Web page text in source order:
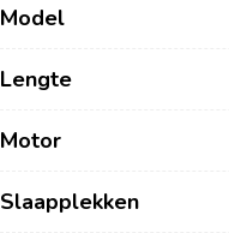
Model
Lengte
Motor
Slaapplekken